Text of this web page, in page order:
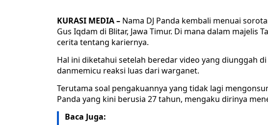
KURASI MEDIA – Nama DJ Panda kembali menuai
Gus Iqdam di Blitar, Jawa Timur. Di mana dalam majelis
cerita tentang kariernya.
Hal ini diketahui setelah beredar video yang diunggah
danmemicu reaksi luas dari warganet.
Terutama soal pengakuannya yang tidak lagi
Panda yang kini berusia 27 tahun, mengaku dirinya
Baca Juga: